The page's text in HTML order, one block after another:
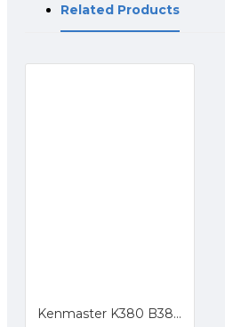
Related Products
Kenmaster K380 B380 Tool Box Kotak Perkakas